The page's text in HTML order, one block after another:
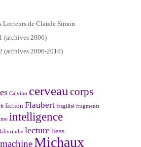
Lecteurs de Claude Simon
(archives 2006)
(archives 2006-2010)
Calvino cerveau corps
fiction Flaubert fragilité fragments
intelligence
labyrinthe lecture liens
machineMichaux